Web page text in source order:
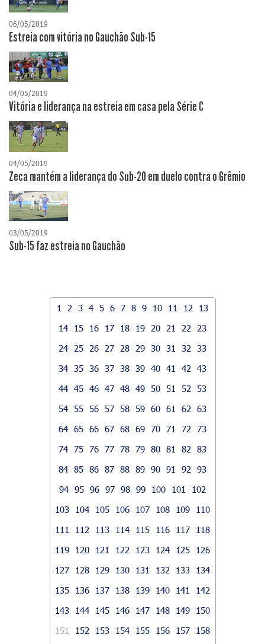
06/05/2019
Estreia com vitória no Gauchão Sub-15
04/05/2019
Vitória e liderança na estreia em casa pela Série C
04/05/2019
Zeca mantém a liderança do Sub-20 em duelo contra o Grêmio
03/05/2019
Sub-15 faz estreia no Gauchão
1 2 3 4 5 6 7 8 9 10 11 12
13
14
15 16 17 18 19 20 21 22
23
24
25 26 27 28 29 30 31 32
33
34 35 36 37 38 39 40 41 42
43
44 45 46 47 48 49 50 51 52
53
54 55 56 57 58 59 60 61 62
63
64 65 66 67 68 69 70 71 72
73
74 75 76 77 78 79 80 81 82
83
84 85 86 87 88 89 90 91 92
93
94 95 96 97 98 99 100 101
102
103
104 105 106 107 108 109
110
111
112 113 114 115 116 117
118
119
120 121 122 123 124 125
126
127
128 129 130 131 132 133
134
135
136 137 138 139 140 141
142
143
144 145 146 147 148 149
150
151
152 153 154 155 156 157
158